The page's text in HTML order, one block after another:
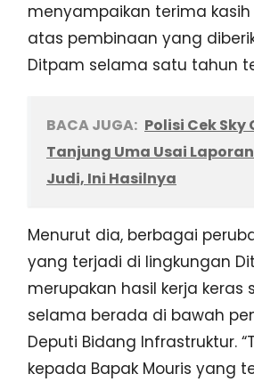
menyampaikan terima kasih
atas pembinaan yang
Ditpam selama satu tahun
BACA JUGA: Polisi Cek Sky
Tanjung Uma Usai
Judi, Ini Hasilnya
Menurut dia, berbagai
yang terjadi di lingkungan
merupakan hasil kerja keras
selama berada di bawah
Deputi Bidang Infrastruktur.
kepada Bapak Mouris yang